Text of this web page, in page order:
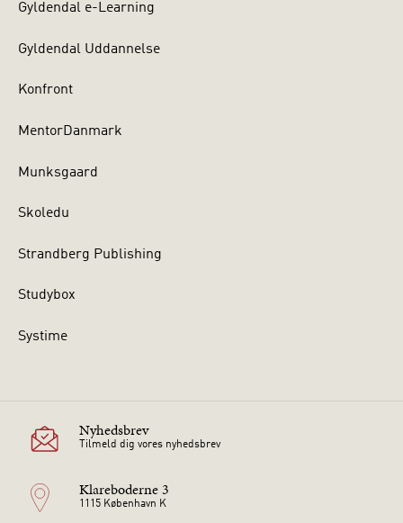
Gyldendal e-Learning
Gyldendal Uddannelse
Konfront
MentorDanmark
Munksgaard
Skoledu
Strandberg Publishing
Studybox
Systime
Nyhedsbrev
Tilmeld dig vores nyhedsbrev
Klareboderne 3
1115 København K